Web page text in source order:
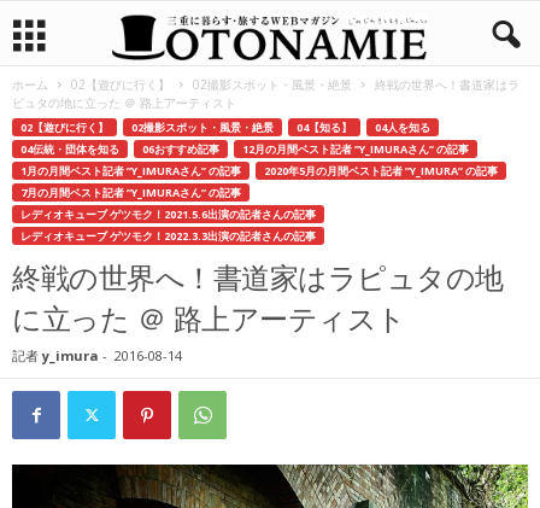
ホーム 02【遊びに行く】 02撮影スポット・風景・絶景
終戦の世界へ！書道家はラ
ピュタの地に立った ＠ 路上アーティスト
02【遊びに行く】 02撮影スポット・風景・絶景 04【知る】
04人を知る
04伝統・団体を知る
06おすすめ記事
12月の月間ベスト記者 ”Y_IMURAさん” の記事
1月の月間ベスト記者 ”Y_IMURAさん” の記事
2020年5月の月間ベスト記者 ”Y_IMURA” の記事
7月の月間ベスト記者 ”Y_IMURAさん” の記事
レディオキューブ ゲツモク！2021.5.6出演の記者さんの記事
レディオキューブ ゲツモク！2022.3.3出演の記者さんの記事
終戦の世界へ！書道家はラピュタの地
に立った ＠ 路上アーティスト
記者 y_imura - 2016-08-14